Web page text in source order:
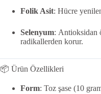
Folik Asit: Hücre
Selenyum: Antioksidan
radikallerden korur.
📦 Ürün Özellikleri
Form: Toz şase (10